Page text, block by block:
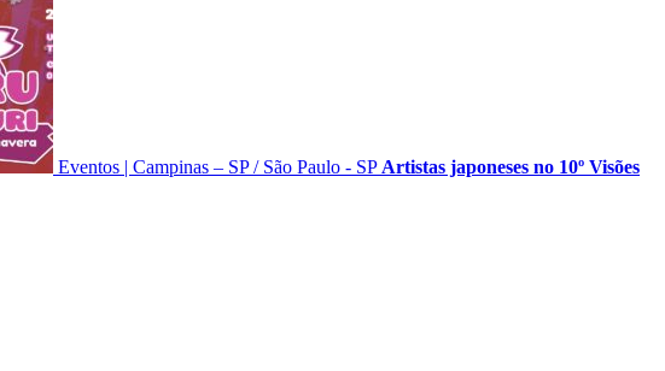
Eventos | Campinas – SP/ São Paulo - SP Artistas japoneses no 10º Visões